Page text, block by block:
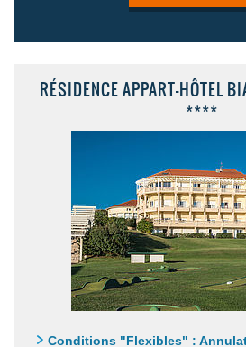
RÉSIDENCE APPART-HÔTEL
****
Conditions "Flexibles" :